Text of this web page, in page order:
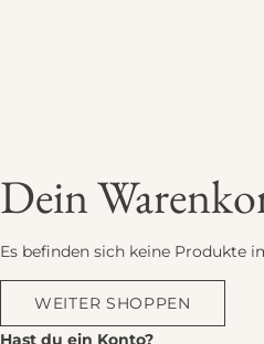
Dein
Es befinden sich keine Produkte
WEITER SHOPPEN
Hast du ein Konto?